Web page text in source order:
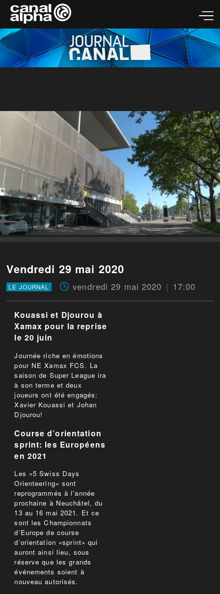
Vendredi 29 mai 2020
LE JOURNAL vendredi 29 mai 2020 17:00
Kouassi et Djourou à
Xamax pour la reprise
le 20 juin
Journée riche en émotions
pour NE Xamax FCS. La
saison de Super League ira
à son terme et deux
joueurs ont été engagés:
Xavier Kouassi et Johan
Djourou!
Course d’orientation
sprint: les Européens
en 2021
Les «5 Swiss Days
Orienteering» sont
reprogrammés à l'année
prochaine à Neuchâtel, du
13 au 16 mai 2021. Et ce
sont les Championnats
d’Europe de course
d’orientation «sprint» qui
auront ainsi lieu, sous
réserve que les grands
événements soient à
nouveau autorisés.